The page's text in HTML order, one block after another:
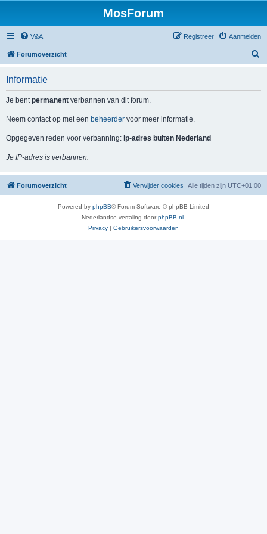
MosForum
V&A Aanmelden
Registreer
Forumoverzicht
Informatie
Je bentpermanent verbannen van dit forum.
Neem contact op met een beheerder voor meer informatie.
Opgegeven reden voor verbanning: ip-adres buiten Nederland
Je IP-adres is verbannen.
Forumoverzicht Alle tijden zijn UTC+01:00
Verwijder cookies
Powered by phpBB® Forum Software © phpBB Limited
Nederlandse vertaling doorphpBB.nl
Privacy | Gebruikersvoorwaarden